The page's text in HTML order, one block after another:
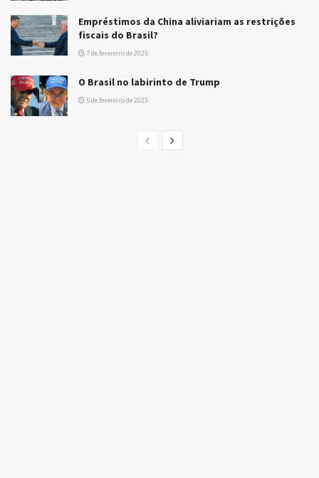
Empréstimos da China aliviariam as restrições
fiscais do Brasil?
7 de fevereiro de 2025
O Brasil no labirinto de Trump
5 de fevereiro de 2025